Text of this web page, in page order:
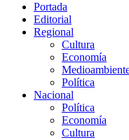
Portada
Editorial
Regional
Cultura
Economía
Política
Nacional
Política
Economía
Cultura